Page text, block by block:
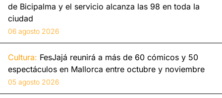
de Bicipalma y el servicio alcanza las 98 en toda la
ciudad
06 agosto 2026
Cultura: FesJajá reunirá a más de 60 cómicos y 50
espectáculos en Mallorca entre octubre y noviembre
05 agosto 2026